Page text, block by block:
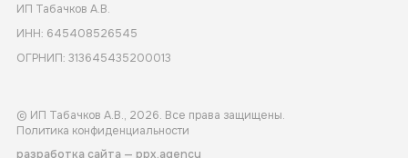
ИП Табачков А.В.
ИНН: 645408526545
ОГРНИП: 313645435200013
© ИП Табачков А.В., 2026. Все права защищены.
Политика конфиденциальности
разработка сайта — ppx.agency